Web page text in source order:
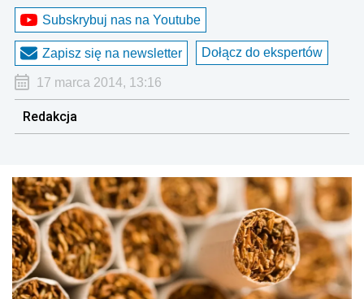
Subskrybuj nas na Youtube
Zapisz się na newsletter Dołącz do ekspertów
17 marca 2014, 13:16
Redakcja